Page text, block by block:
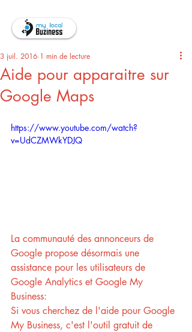
Aide pour apparaitre sur
Google Maps
3 juil. 2016 1 min de lecture
https://www.youtube.com/watch?
v=UdCZMWkYDJQ
La communauté des annonceurs de
Google propose désormais une
assistance pour les utilisateurs de
Google Analytics et Google My
Business:
Si vous cherchez de l'aide pour Google
My Business, c'est l'outil gratuit de